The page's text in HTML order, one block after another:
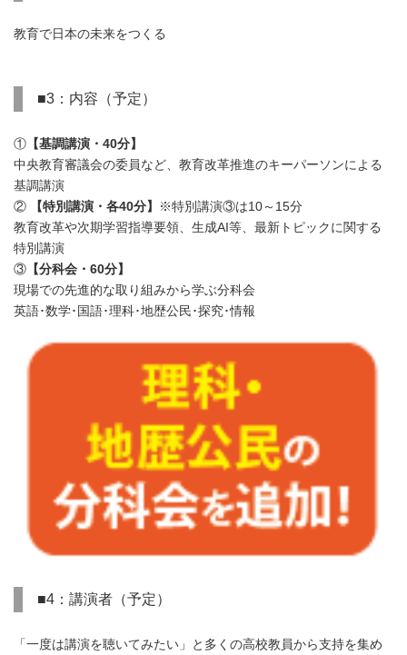
教育で日本の未来をつくる
■3：内容（予定）
① 【基調講演・ 40分】
中央教育審議会の委員など、教育改革推進のキーパーソンによる
基調講演
②
【特別講演・各40分】
※特別講演③は10～15分
教育改革や次期学習指導要領、生成AI等、最新トピックに関する
特別講演
③ 【分科会・ 60分】
現場での先進的な取り組みから学ぶ分科会
英語･数学･国語･理科･地歴公民･探究･情報
■4：講演者（予定）
「一度は講演を聴いてみたい」と多くの高校教員から支持を集め